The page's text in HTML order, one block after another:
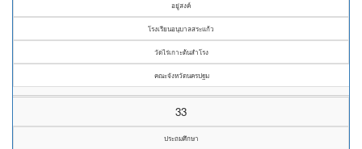
อยู่สงค์
โรงเรียนอนุบาลสระแก้ว
วัดไร่เกาะต้นสำโรง
คณะจังหวัดนครปฐม
33
ประถมศึกษา